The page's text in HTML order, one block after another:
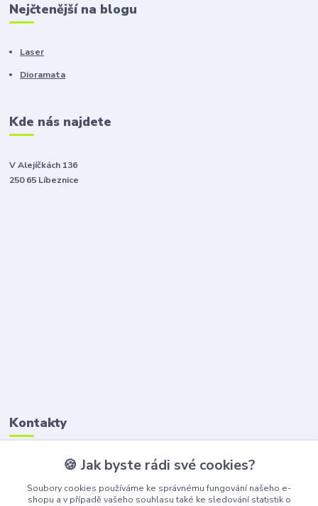
Nejčtenější na blogu
Laser
Dioramata
Kde nás najdete
V Alejíčkách 136
250 65 Líbeznice
Kontakty
(Po-Pá, 8-16 hod.)
🍪 Jak byste rádi své cookies?
Soubory cookies používáme ke správnému fungování našeho e-
shopu a v případě vašeho souhlasu také ke sledování statistik o